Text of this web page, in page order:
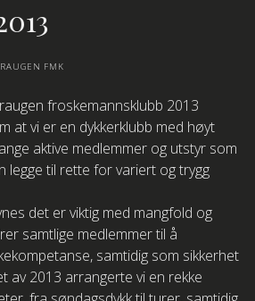
FMK
froskemannsklubb 2013
at vi er en dykkerklubb med høyt
aktive medlemmer og utstyr som
legge til rette for variert og trygg
det er viktig med mangfold og
samtlige medlemmer til å
samtidig som sikkerhet
av 2013 arrangerte vi en rekke